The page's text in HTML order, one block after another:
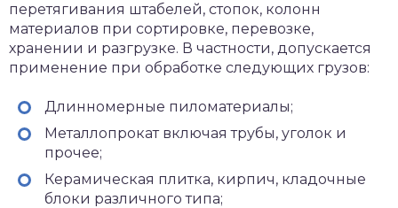
перетягивания штабелей, стопок, колонн
материалов при сортировке, перевозке,
хранении и разгрузке. В частности, допускается
применение при обработке следующих грузов:
Длинномерные пиломатериалы;
Металлопрокат включая трубы, уголок и
прочее;
Керамическая плитка, кирпич, кладочные
блоки различного типа;